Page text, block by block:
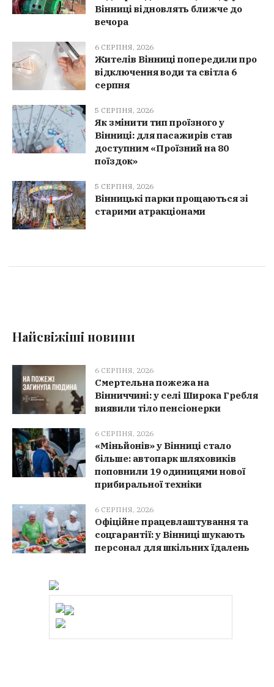
Вінниці відновлять ближче до
вечора
6 СЕРПНЯ, 2026
Жителів Вінниці попередили про
відключення води та світла 6
серпня
5 СЕРПНЯ, 2026
Як змінити тип проїзного у
Вінниці: для пасажирів став
доступним «Проїзний на 80
поїздок»
5 СЕРПНЯ, 2026
Вінницькі парки прощаються зі
старими атракціонами
Найсвіжіші новини
6 СЕРПНЯ, 2026
Смертельна пожежа на
Вінниччині: у селі Широка Гребля
виявили тіло пенсіонерки
6 СЕРПНЯ, 2026
«Міньйонів» у Вінниці стало
більше: автопарк шляховиків
поповнили 19 одиницями нової
прибиральної техніки
6 СЕРПНЯ, 2026
Офіційне працевлаштування та
соцгарантії: у Вінниці шукають
персонал для шкільних їдалень